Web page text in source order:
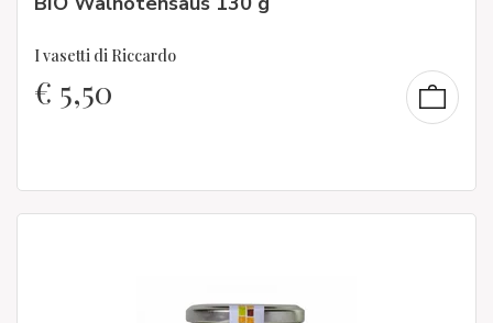
I vasetti di Riccardo
€ 5,50